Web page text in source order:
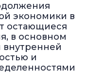
экономики в
остающиеся
в основном
внутренней
и